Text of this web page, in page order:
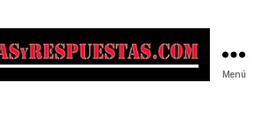
Menú